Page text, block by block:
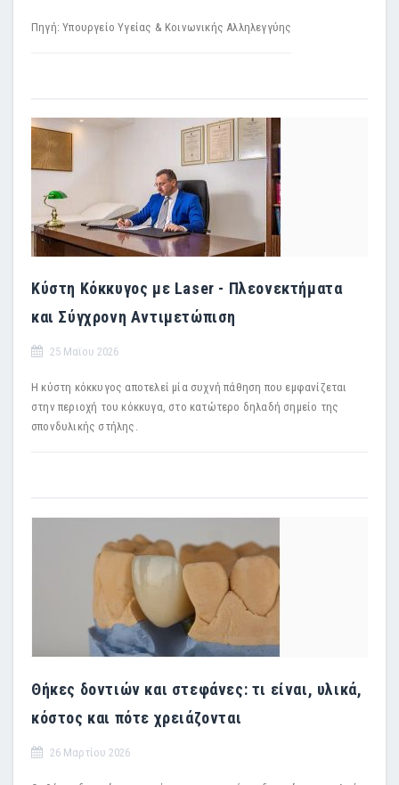
Πηγή: Υπουργείο Υγείας & Κοινωνικής Αλληλεγγύης
Κύστη Κόκκυγος με Laser - Πλεονεκτήματα
και Σύγχρονη Αντιμετώπιση
25 Μαϊου 2026
Η κύστη κόκκυγος αποτελεί μία συχνή πάθηση που εμφανίζεται
στην περιοχή του κόκκυγα, στο κατώτερο δηλαδή σημείο της
σπονδυλικής στήλης.
Θήκες δοντιών και στεφάνες: τι είναι, υλικά,
κόστος και πότε χρειάζονται
26 Μαρτίου 2026